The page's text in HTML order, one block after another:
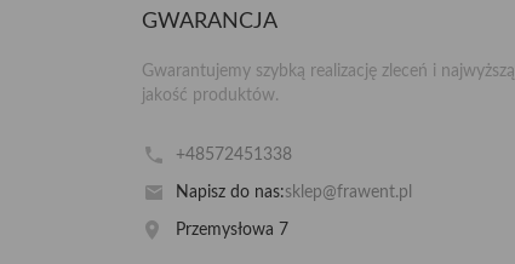
GWARANCJA
Gwarantujemy szybką realizację zleceń i najwyższą
jakość produktów.
+48572451338
Napisz do nas:sklep@frawent.pl
Przemysłowa 7